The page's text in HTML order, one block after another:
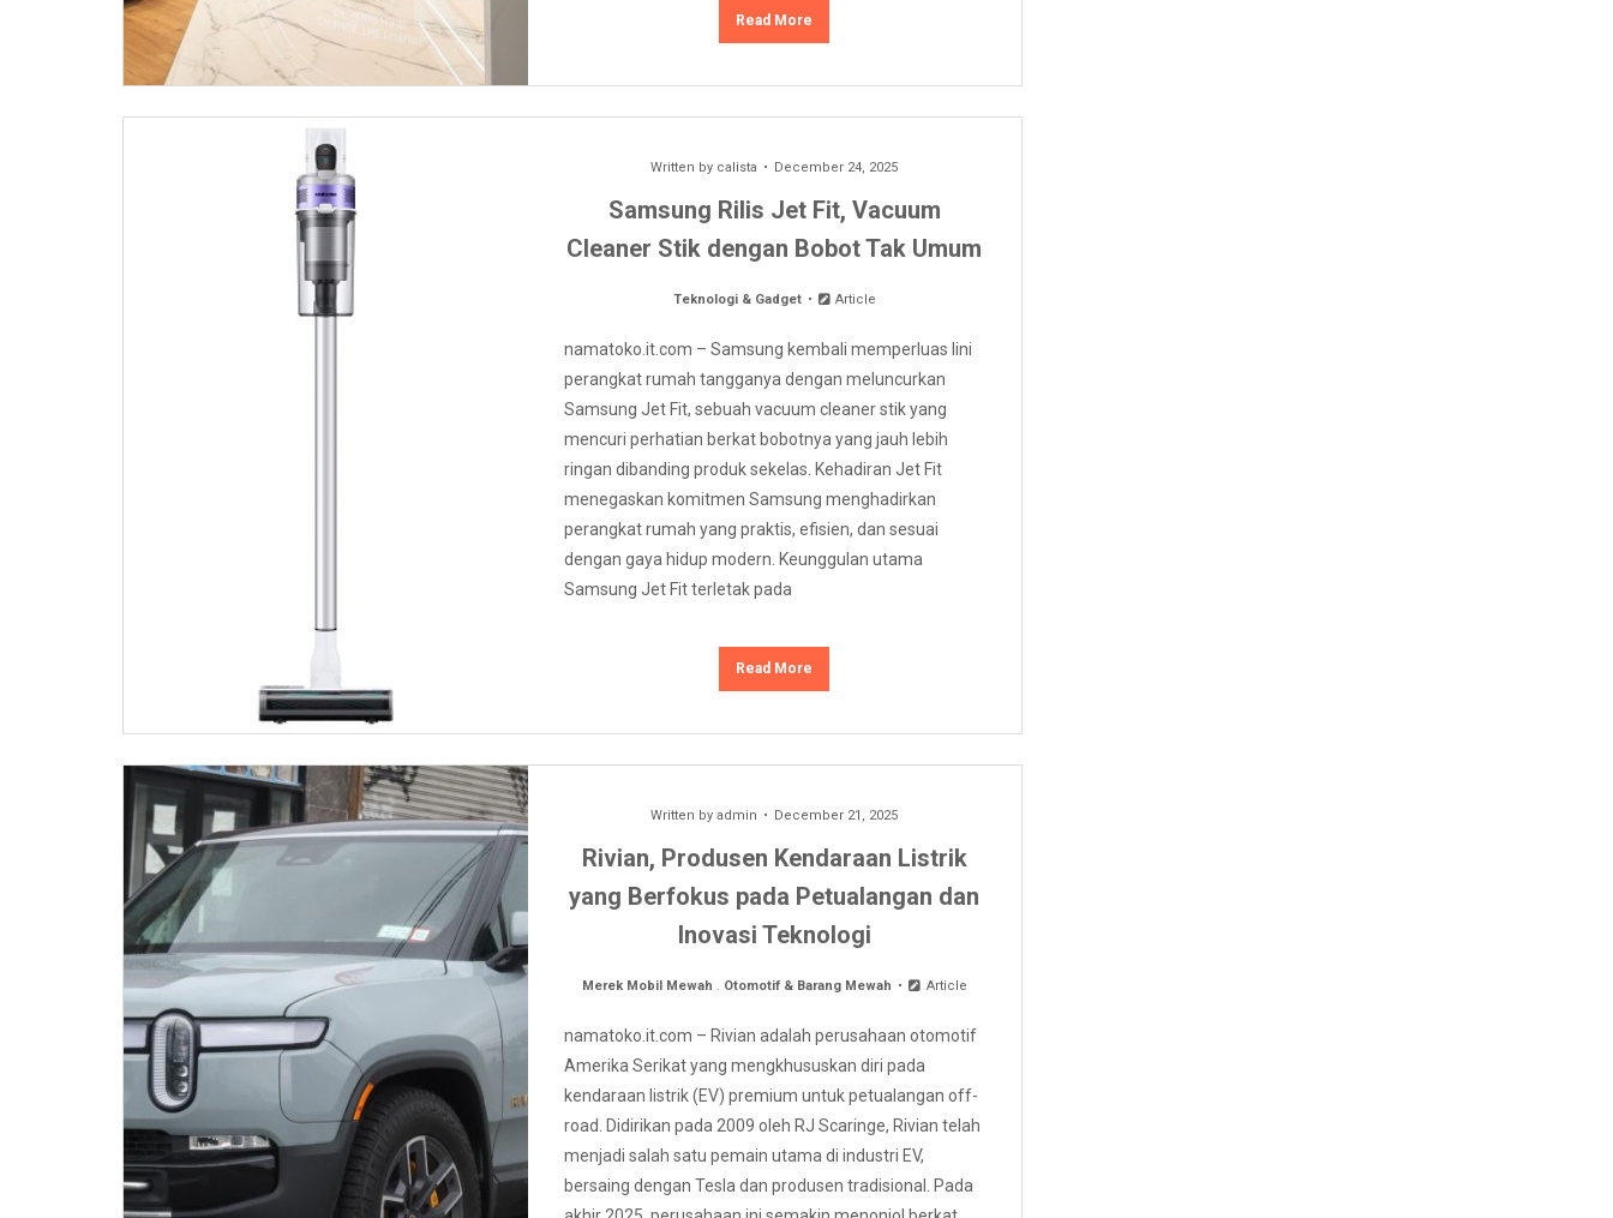
Read More
Written by calista December 24, 2025
Samsung Rilis Jet Fit, Vacuum
Cleaner Stik dengan Bobot Tak Umum
Teknologi & Gadget Article
namatoko.it.com – Samsung kembali memperluas lini
perangkat rumah tangganya dengan meluncurkan
Samsung Jet Fit, sebuah vacuum cleaner stik yang
mencuri perhatian berkat bobotnya yang jauh lebih
ringan dibanding produk sekelas. Kehadiran Jet Fit
menegaskan komitmen Samsung menghadirkan
perangkat rumah yang praktis, efisien, dan sesuai
dengan gaya hidup modern. Keunggulan utama
Samsung Jet Fit terletak pada
Read More
Written byadmin December 21, 2025
Rivian, Produsen Kendaraan Listrik
yang Berfokus pada Petualangan dan
Inovasi Teknologi
Merek Mobil Mewah . Otomotif & Barang Mewah Article
namatoko.it.com – Rivian adalah perusahaan otomotif
Amerika Serikat yang mengkhususkan diri pada
kendaraan listrik (EV) premium untuk petualangan off-
road. Didirikan pada 2009 oleh RJ Scaringe, Rivian telah
menjadi salah satu pemain utama di industri EV,
bersaing dengan Tesla dan produsen tradisional. Pada